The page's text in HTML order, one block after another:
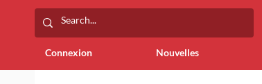
Connexion Nouvelles